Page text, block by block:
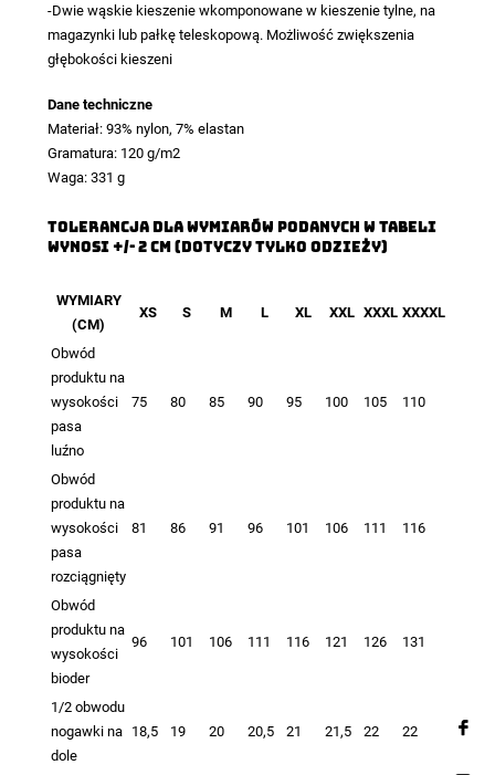
-Dwie wąskie kieszenie wkomponowane w kieszenie tylne, na
magazynki lub pałkę teleskopową. Możliwość zwiększenia
głębokości kieszeni
Dane techniczne
Materiał: 93% nylon, 7% elastan
Gramatura: 120 g/m2
Waga: 331 g
TOLERANCJA DLA WYMIARÓW PODANYCH W TABELI
WYNOSI +/- 2 CM (DOTYCZY TYLKO ODZIEŻY)
WYMIARY
(CM)
XS S M L XL XXL XXXL XXXXL
Obwód
produktu na
wysokości
pasa
luźno
75 80 85 90 95 100 105 110
Obwód
produktu na
wysokości
pasa
rozciągnięty
81 86 91 96 101 106 111 116
Obwód
produktu na
wysokości
bioder
96 101 106 111 116 121 126 131
1/2 obwodu
nogawki na
dole
18,5 19 20 20,5 21 21,5 22 22